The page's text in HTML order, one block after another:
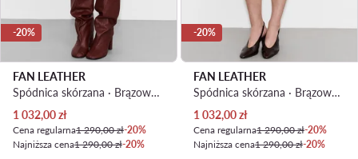
-20%
FAN LEATHER
Spódnica skórzana · Brązowy · Mini
Aktualna cena
1 032,00zł
Cena regularna1 290,00 zł-20%
Najniższa cena1 290,00 zł-20%
-20%
FAN LEATHER
Spódnica skórzana · Brązowy · Mini
Aktualna cena
1 032,00zł
Cena regularna1 290,00 zł-20%
Najniższa cena1 290,00 zł-20%